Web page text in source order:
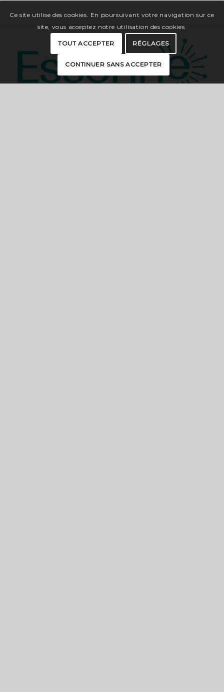
Ce site utilise des cookies. En poursuivant votre navigation sur ce
site, vous acceptez notre utilisation des cookies.
TOUT ACCEPTER RÉGLAGES
CONTINUER SANS ACCEPTER